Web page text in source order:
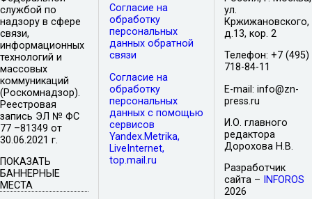
службой по
надзору в сфере
связи,
информационных
технологий и
массовых
коммуникаций
(Роскомнадзор).
Реестровая
запись ЭЛ № ФС
77 –81349 от
30.06.2021 г.
ПОКАЗАТЬ
БАННЕРНЫЕ
МЕСТА
Согласие на
обработку
персональных
данных обратной
связи
Согласие на
обработку
персональных
данных с помощью
сервисов
Yandex.Metrika,
LiveInternet,
top.mail.ru
ул.
Кржижановского,
д.13, кор. 2
Телефон: +7 (495)
718-84-11
E-mail: info@zn-
press.ru
И.О. главного
редактора
Дорохова Н.В.
Разработчик
сайта –
INFOROS
2026